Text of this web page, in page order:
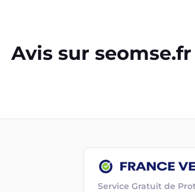
Avis sur seomse.fr
Service Gratuit de